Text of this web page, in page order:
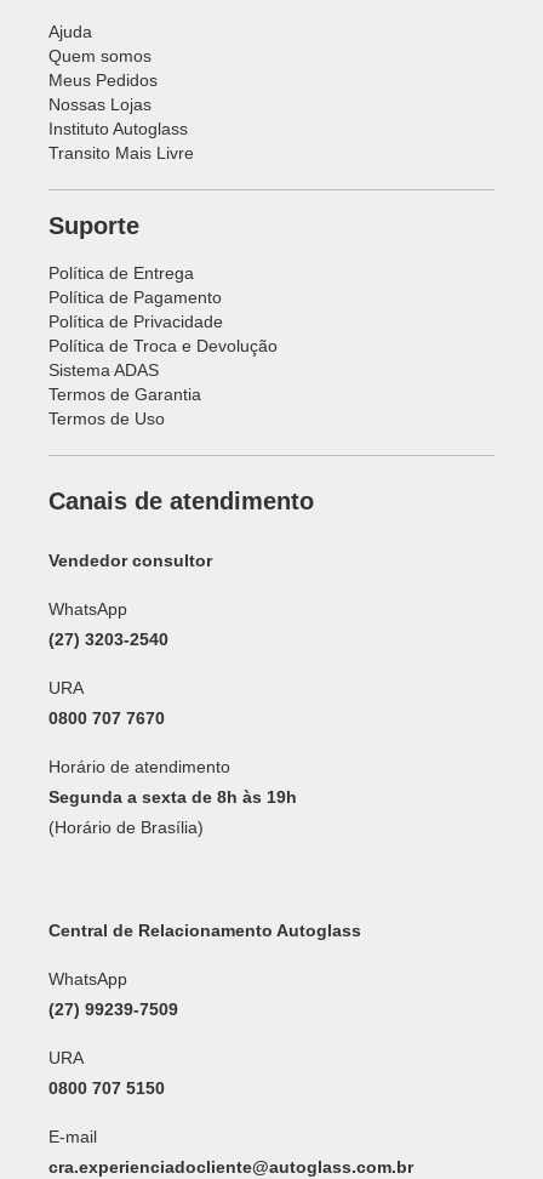
Ajuda
Quem somos
Meus Pedidos
Nossas Lojas
Instituto Autoglass
Transito Mais Livre
Suporte
Política de Entrega
Política de Pagamento
Política de Privacidade
Política de Troca e Devolução
Sistema ADAS
Termos de Garantia
Termos de Uso
Canais de atendimento
Vendedor consultor
WhatsApp
(27) 3203-2540
URA
0800 707 7670
Horário de atendimento
Segunda a sexta de 8h às 19h
(Horário de Brasília)
Central de Relacionamento Autoglass
WhatsApp
(27) 99239-7509
URA
0800 707 5150
E-mail
cra.experienciadocliente@autoglass.com.br